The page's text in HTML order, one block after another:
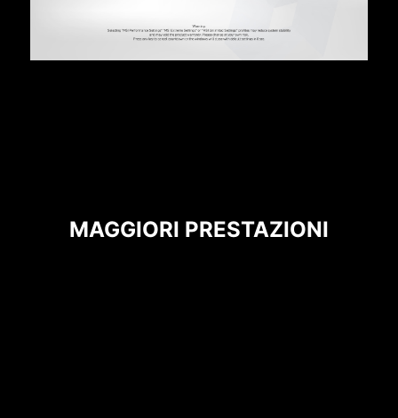
MAGGIORI PRESTAZIONI
PROTEZIONE DA
proattivo riduce il rischio di danni o